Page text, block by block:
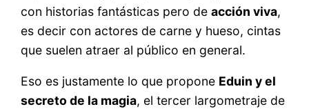
con historias fantásticas pero deacción viva,
es decir con actores de carne y hueso, cintas
que suelen atraer al público en general.
Eso es justamente lo que propone Eduin y el
secreto de la magia, el tercer largometraje de